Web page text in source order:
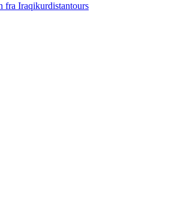
fra Iraqikurdistantours